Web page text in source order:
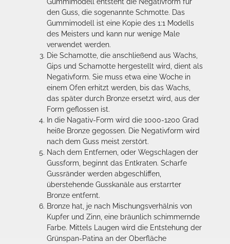
den Guss, die sogenannte Schmotte. Das
Gummimodell ist eine Kopie des 1:1 Modells
des Meisters und kann nur wenige Male
verwendet werden.
Die Schamotte, die anschließend aus Wachs,
Gips und Schamotte hergestellt wird, dient als
Negativform. Sie muss etwa eine Woche in
einem Ofen erhitzt werden, bis das Wachs,
das später durch Bronze ersetzt wird, aus der
Form geflossen ist.
In die Nagativ-Form wird die 1000-1200 Grad
heiße Bronze gegossen. Die Negativform wird
nach dem Guss meist zerstört.
Nach dem Entfernen, oder Wegschlagen der
Gussform, beginnt das Entkraten. Scharfe
Gussränder werden abgeschliffen,
überstehende Gusskanäle aus erstarrter
Bronze entfernt.
Bronze hat, je nach Mischungsverhälnis von
Kupfer und Zinn, eine bräunlich schimmernde
Farbe. Mittels Laugen wird die Entstehung der
Grünspan-Patina an der Oberfläche